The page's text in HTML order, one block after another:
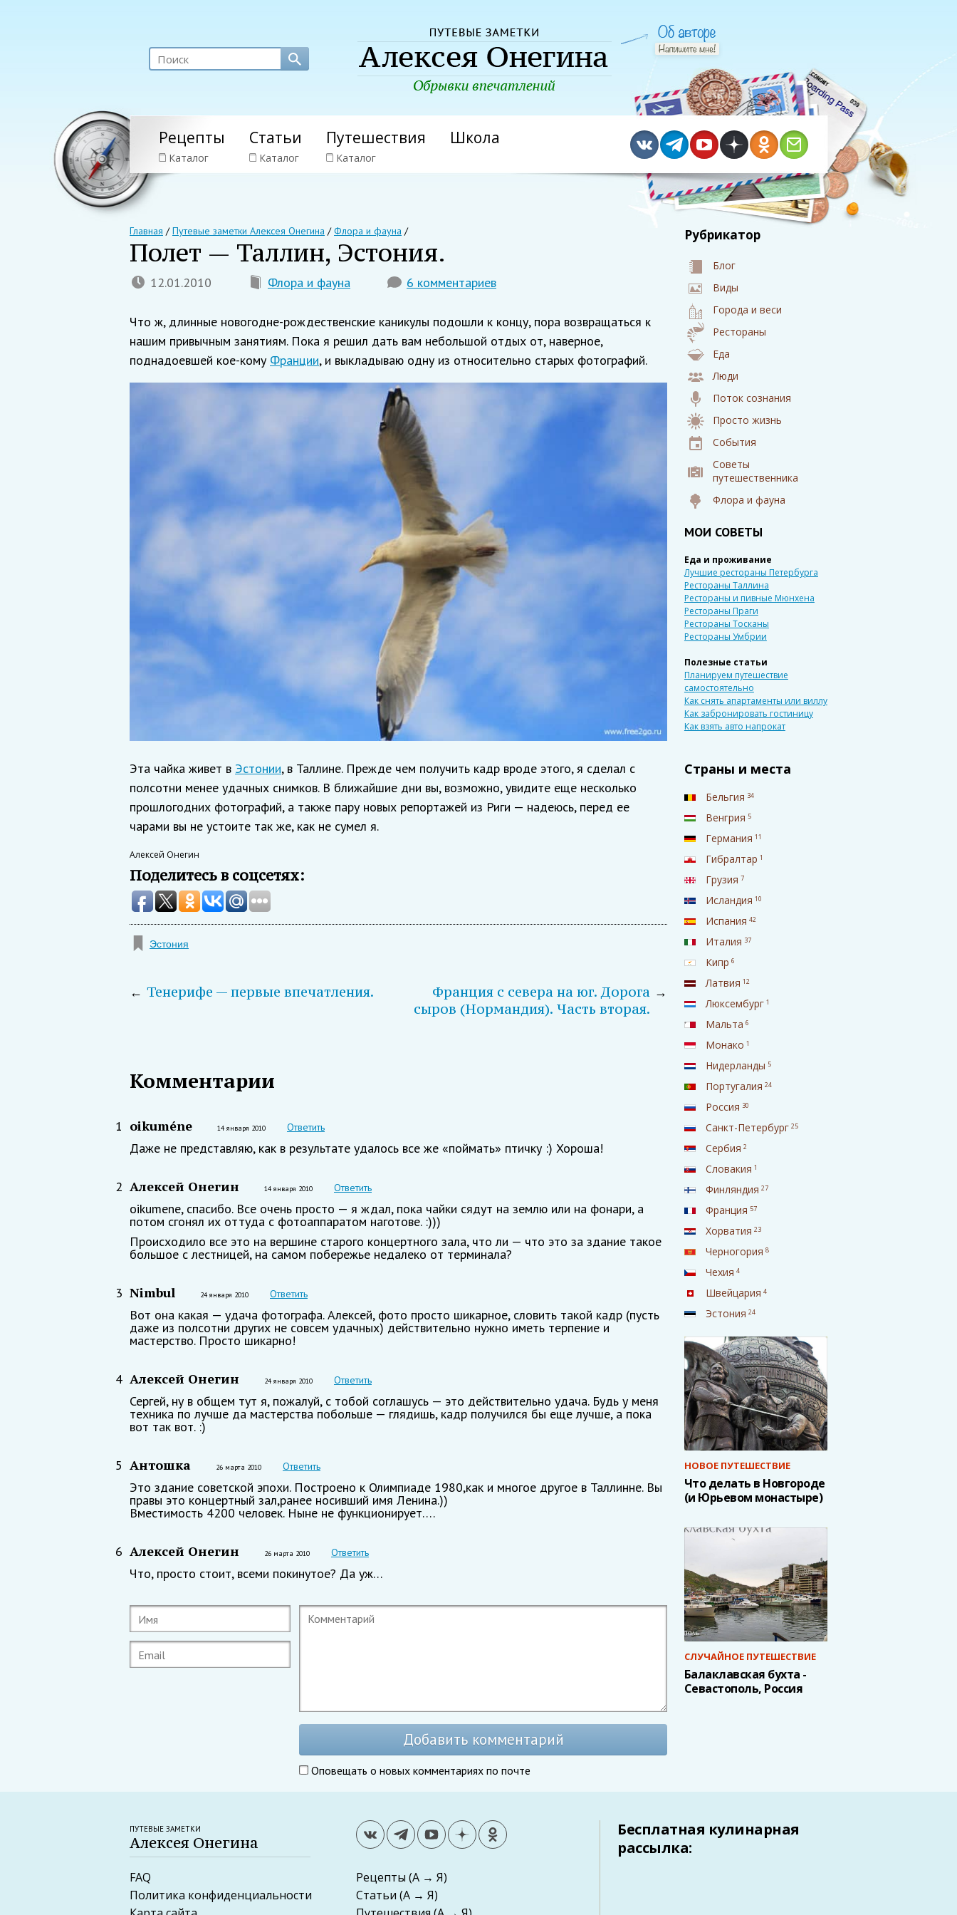
Рецепты
Каталог
Статьи
Каталог
Путешествия
Каталог
Школа
Главная /Путевые заметки Алексея Онегина /Флора и фауна /
Полет — Таллин, Эстония.
12.01.2010 Флора и фауна 6 комментариев
Что ж, длинные новогодне-рождественские каникулы подошли к концу, пора возвращаться к
нашим привычным занятиям. Пока я решил дать вам небольшой отдых от, наверное,
поднадоевшей кое-кому Франции, и выкладываю одну из относительно старых фотографий.
Эта чайка живет в Эстонии, в Таллине. Прежде чем получить кадр вроде этого, я сделал с
полсотни менее удачных снимков. В ближайшие дни вы, возможно, увидите еще несколько
прошлогодних фотографий, а также пару новых репортажей из Риги — надеюсь, перед ее
чарами вы не устоите так же, как не сумел я.
Алексей Онегин
Поделитесь в соцсетях:
Эстония
← Тенерифе — первые впечатления. →
Франция с севера на юг. Дорога
сыров (Нормандия). Часть вторая.
Комментарии
1 oikuméne 14 января 2010 Ответить
Даже не представляю, как в результате удалось все же «поймать» птичку :) Хороша!
2 Алексей Онегин 14 января 2010 Ответить
oikumene, спасибо. Все очень просто — я ждал, пока чайки сядут на землю или на фонари, а
потом сгонял их оттуда с фотоаппаратом наготове. :)))
Происходило все это на вершине старого концертного зала, что ли — что это за здание такое
большое с лестницей, на самом побережье недалеко от терминала?
3 Nimbul 24 января 2010 Ответить
Вот она какая — удача фотографа. Алексей, фото просто шикарное, словить такой кадр (пусть
даже из полсотни других не совсем удачных) действительно нужно иметь терпение и
мастерство. Просто шикарно!
4 Алексей Онегин 24 января 2010 Ответить
Сергей, ну в общем тут я, пожалуй, с тобой соглашусь — это действительно удача. Будь у меня
техника по лучше да мастерства побольше — глядишь, кадр получился бы еще лучше, а пока
вот так вот. :)
5 Антошка 26 марта 2010 Ответить
Это здание советской эпохи. Построено к Олимпиаде 1980,как и многое другое в Таллинне. Вы
правы это концертный зал,ранее носивший имя Ленина.))
Вместимость 4200 человек. Ныне не функционирует….
6 Алексей Онегин 26 марта 2010 Ответить
Что, просто стоит, всеми покинутое? Да уж…
Добавить комментарий
Оповещать о новых комментариях по почте
Рубрикатор
Блог
Виды
Города и веси
Рестораны
Еда
Люди
Поток сознания
Просто жизнь
События
Советы
путешественника
Флора и фауна
МОИ СОВЕТЫ
Еда и проживание
Лучшие рестораны Петербурга
Рестораны Таллина
Рестораны и пивные Мюнхена
Рестораны Праги
Рестораны Тосканы
Рестораны Умбрии
Полезные статьи
Планируем путешествие
самостоятельно
Как снять апартаменты или виллу
Как забронировать гостиницу
Как взять авто напрокат
Страны и места
Бельгия 34
Венгрия 5
Германия 11
Гибралтар 1
Грузия 7
Исландия 10
Испания 42
Италия 37
Кипр 6
Латвия 12
Люксембург 1
Мальта 6
Монако 1
Нидерланды 5
Португалия 24
Россия 30
Санкт-Петербург 25
Сербия 2
Словакия 1
Финляндия 27
Франция 57
Хорватия 23
Черногория 8
Чехия 4
Швейцария 4
Эстония 24
НОВОЕ ПУТЕШЕСТВИЕ
Что делать в Новгороде
(и Юрьевом монастыре)
СЛУЧАЙНОЕ ПУТЕШЕСТВИЕ
Балаклавская бухта -
Севастополь, Россия
ПУТЕВЫЕ ЗАМЕТКИ
Алексея Онегина
FAQ
Политика конфиденциальности
Рецепты (А → Я)
Статьи (А → Я)
Бесплатная кулинарная
рассылка: